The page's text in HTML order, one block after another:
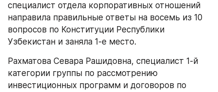
специалист отдела корпоративных отношений
направила правильные ответы на восемь из 10
вопросов по Конституции Республики
Узбекистан и заняла 1-е место.
Рахматова Севара Рашидовна, специалист 1-й
категории группы по рассмотрению
инвестиционных программ и договоров по